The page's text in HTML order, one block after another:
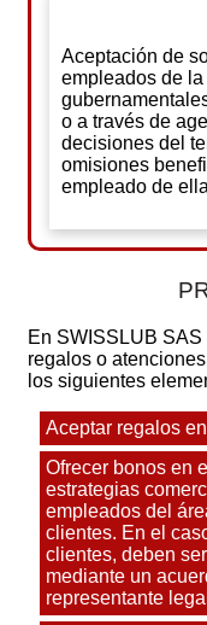
Aceptación de
empleados de
o a través de
decisiones del
omisiones
empleado de
En SWISSLUB
regalos o
los siguientes
Aceptar regalos
Ofrecer bonos en
estrategias
empleados del
clientes. En el
clientes, deben
mediante un
representante